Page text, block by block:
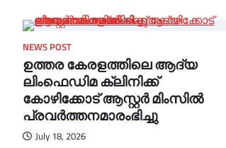
NEWS POST
ഉത്തര കേരളത്തിലെ ആദ്യ
ലിംഫെഡിമ ക്ലിനിക്ക്
കോഴിക്കോട് ആസ്റ്റർ മിംസിൽ
പ്രവർത്തനമാരംഭിച്ചു
July 18, 2026